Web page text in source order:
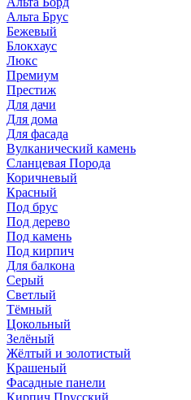
Альта Брус
Бежевый
Блокхаус
Люкс
Премиум
Престиж
Для дачи
Для дома
Для фасада
Вулканический камень
Сланцевая Порода
Коричневый
Красный
Под брус
Под дерево
Под камень
Под кирпич
Для балкона
Серый
Светлый
Тёмный
Цокольный
Зелёный
Жёлтый и золотистый
Крашеный
Фасадные панели
Кирпич Прусский